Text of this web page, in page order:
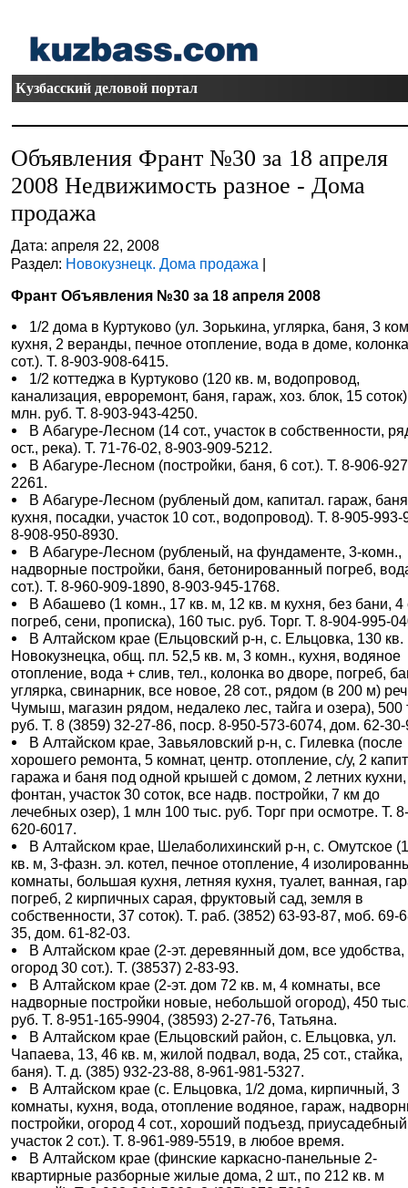
Кузбасский деловой портал
Объявления Франт №30 за 18 апреля
2008 Недвижимость разное - Дома
продажа
Дата: апреля 22, 2008
Раздел: Новокузнецк. Дома продажа |
Франт Объявления №30 за 18 апреля 2008
1/2 дома в Куртуково (ул. Зорькина, углярка, баня, 3
кухня, 2 веранды, печное отопление, вода в доме,
сот.). Т. 8-903-908-6415.
1/2 коттеджа в Куртуково (120 кв. м, водопровод,
канализация, евроремонт, баня, гараж, хоз. блок, 15
млн. руб. Т. 8-903-943-4250.
В Абагуре-Лесном (14 сот., участок в собственности,
ост., река). Т. 71-76-02, 8-903-909-5212.
В Абагуре-Лесном (постройки, баня, 6 сот.). Т. 8-906-
2261.
В Абагуре-Лесном (рубленый дом, капитал. гараж,
кухня, посадки, участок 10 сот., водопровод). Т. 8-905-993-
8-908-950-8930.
В Абагуре-Лесном (рубленый, на фундаменте, 3-комн.,
надворные постройки, баня, бетонированный погреб,
сот.). Т. 8-960-909-1890, 8-903-945-1768.
В Абашево (1 комн., 17 кв. м, 12 кв. м кухня, без бани, 4
погреб, сени, прописка), 160 тыс. руб. Торг. Т. 8-904-995-
В Алтайском крае (Ельцовский р-н, с. Ельцовка, 130 кв.
Новокузнецка, общ. пл. 52,5 кв. м, 3 комн., кухня, водяное
отопление, вода + слив, тел., колонка во дворе, погреб,
углярка, свинарник, все новое, 28 сот., рядом (в 200 м)
Чумыш, магазин рядом, недалеко лес, тайга и озера), 500
руб. Т. 8 (3859) 32-27-86, поср. 8-950-573-6074, дом. 62-
В Алтайском крае, Завьяловский р-н, с. Гилевка (после
хорошего ремонта, 5 комнат, центр. отопление, с/у, 2
гаража и баня под одной крышей с домом, 2 летних кухни,
фонтан, участок 30 соток, все надв. постройки, 7 км до
лечебных озер), 1 млн 100 тыс. руб. Торг при осмотре. Т.
620-6017.
В Алтайском крае, Шелаболихинский р-н, с. Омутское
кв. м, 3-фазн. эл. котел, печное отопление, 4
комнаты, большая кухня, летняя кухня, туалет, ванная,
погреб, 2 кирпичных сарая, фруктовый сад, земля в
собственности, 37 соток). Т. раб. (3852) 63-93-87, моб. 69-
35, дом. 61-82-03.
В Алтайском крае (2-эт. деревянный дом, все удобства,
огород 30 сот.). Т. (38537) 2-83-93.
В Алтайском крае (2-эт. дом 72 кв. м, 4 комнаты, все
надворные постройки новые, небольшой огород), 450
руб. Т. 8-951-165-9904, (38593) 2-27-76, Татьяна.
В Алтайском крае (Ельцовский район, с. Ельцовка, ул.
Чапаева, 13, 46 кв. м, жилой подвал, вода, 25 сот., стайка,
баня). Т. д. (385) 932-23-88, 8-961-981-5327.
В Алтайском крае (с. Ельцовка, 1/2 дома, кирпичный, 3
комнаты, кухня, вода, отопление водяное, гараж,
постройки, огород 4 сот., хороший подъезд, приусадебный
участок 2 сот.). Т. 8-961-989-5519, в любое время.
В Алтайском крае (финские каркасно-панельные 2-
квартирные разборные жилые дома, 2 шт., по 212 кв. м